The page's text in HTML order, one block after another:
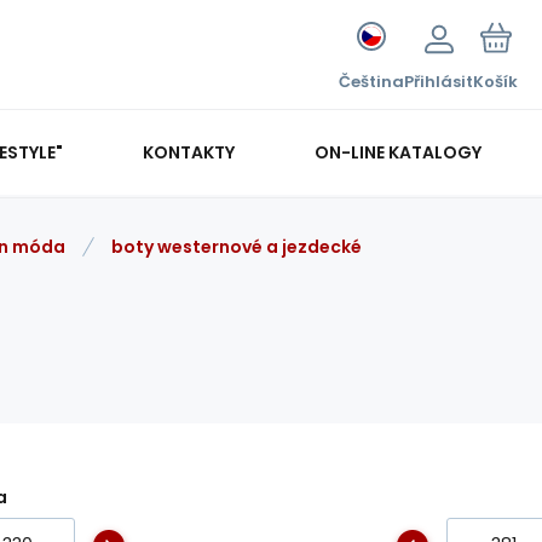
ČeštinaPřihlásitKošík
KONTAKTY ON-LINE KATALOGY
móda boty westernové a jezdecké